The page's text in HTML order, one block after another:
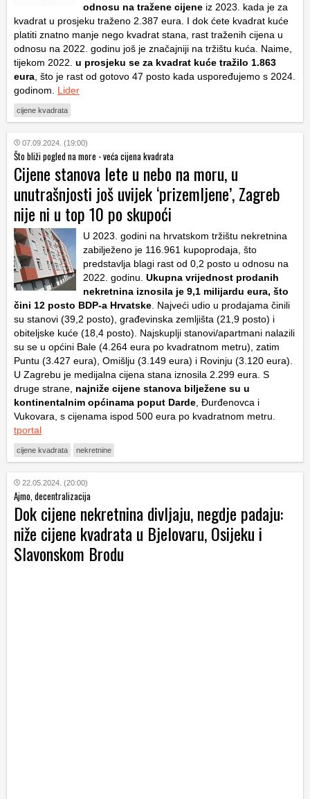
odnosu na tražene cijene iz 2023. kada je za
kvadrat u prosjeku traženo 2.387 eura. I dok ćete kvadrat kuće
platiti znatno manje nego kvadrat stana, rast traženih cijena u
odnosu na 2022. godinu još je značajniji na tržištu kuća. Naime,
tijekom 2022. u prosjeku se za kvadrat kuće tražilo 1.863
eura , što je rast od gotovo 47 posto kada uspoređujemo s 2024.
godinom. Lider
cijene kvadrata
07.09.2024. (19:00)
Što bliži pogled na more - veća cijena kvadrata
Cijene stanova lete u nebo na moru, u
unutrašnjosti još uvijek ‘prizemljene’, Zagreb
nije ni u top 10 po skupoći
U 2023. godini na hrvatskom tržištu nekretnina
zabilježeno je 116.961 kupoprodaja, što
predstavlja blagi rast od 0,2 posto u odnosu na
2022. godinu. Ukupna vrijednost prodanih
nekretnina iznosila je 9,1 milijardu eura, što
čini 12 posto BDP-a Hrvatske . Najveći udio u prodajama činili
su stanovi (39,2 posto), građevinska zemljišta (21,9 posto) i
obiteljske kuće (18,4 posto). Najskuplji stanovi/apartmani nalazili
su se u općini Bale (4.264 eura po kvadratnom metru), zatim
Puntu (3.427 eura), Omišlju (3.149 eura) i Rovinju (3.120 eura).
U Zagrebu je medijalna cijena stana iznosila 2.299 eura. S
druge strane, najniže cijene stanova bilježene su u
kontinentalnim općinama poput Darde , Đurđenovca i
Vukovara, s cijenama ispod 500 eura po kvadratnom metru.
tportal
cijene kvadrata nekretnine
22.05.2024. (20:00)
Ajmo, decentralizacija
Dok cijene nekretnina divljaju, negdje padaju:
niže cijene kvadrata u Bjelovaru, Osijeku i
Slavonskom Brodu